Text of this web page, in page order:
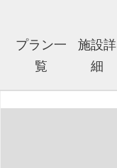
プラン一
覧
施設詳
細